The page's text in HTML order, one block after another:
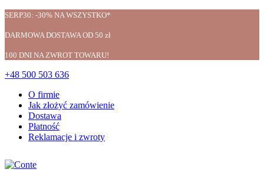
SERP30: -30% NA WSZYSTKO*
DARMOWA DOSTAWA OD 50 zł
100 DNI NA ZWROT TOWARU!
+48 500 503 636
O firmie
Jak złożyć zamówienie
Dostawa
Płatność
Reklamacje i zwroty